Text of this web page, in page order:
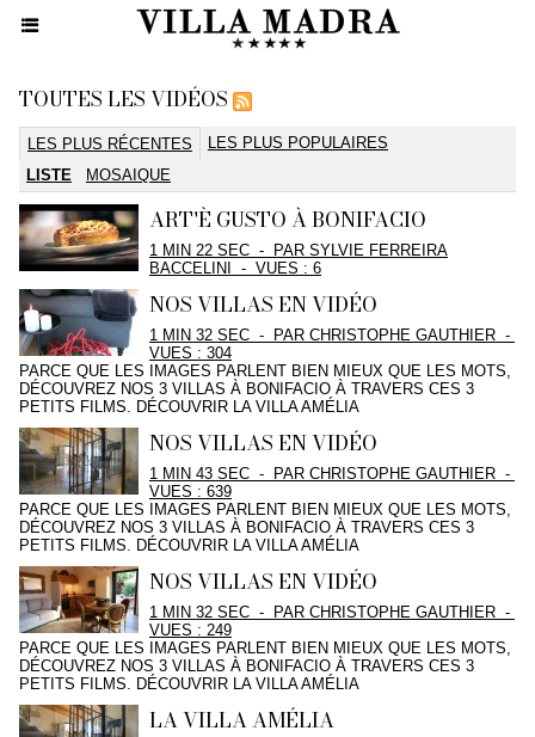
TOUTES LES VIDÉOS
LES PLUS RÉCENTES
LES PLUS POPULAIRES
LISTE
MOSAIQUE
ART'È GUSTO À BONIFACIO
1 MIN 22 SEC-
PAR SYLVIE FERREIRA
BACCELINI
- VUES : 6
NOS VILLAS EN VIDÉO
1 MIN 32 SEC- PAR CHRISTOPHE GAUTHIER-
VUES : 304
PARCE QUE LES IMAGES PARLENT BIEN MIEUX QUE LES MOTS,
DÉCOUVREZ NOS 3 VILLAS À BONIFACIO À TRAVERS CES 3
PETITS FILMS. DÉCOUVRIR LA VILLA AMÉLIA
NOS VILLAS EN VIDÉO
1 MIN 43 SEC- PAR CHRISTOPHE GAUTHIER-
VUES : 639
PARCE QUE LES IMAGES PARLENT BIEN MIEUX QUE LES MOTS,
DÉCOUVREZ NOS 3 VILLAS À BONIFACIO À TRAVERS CES 3
PETITS FILMS. DÉCOUVRIR LA VILLA AMÉLIA
NOS VILLAS EN VIDÉO
1 MIN 32 SEC- PAR CHRISTOPHE GAUTHIER-
VUES : 249
PARCE QUE LES IMAGES PARLENT BIEN MIEUX QUE LES MOTS,
DÉCOUVREZ NOS 3 VILLAS À BONIFACIO À TRAVERS CES 3
PETITS FILMS. DÉCOUVRIR LA VILLA AMÉLIA
LA VILLA AMÉLIA